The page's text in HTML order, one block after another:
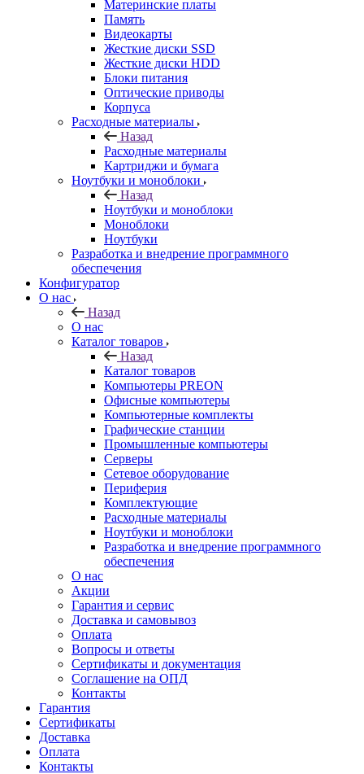
Материнские платы
Память
Видеокарты
Жесткие диски SSD
Жесткие диски HDD
Блоки питания
Оптические приводы
Корпуса
Расходные материалы
Назад
Расходные материалы
Картриджи и бумага
Ноутбуки и моноблоки
Назад
Ноутбуки и моноблоки
Моноблоки
Ноутбуки
Разработка и внедрение программного
обеспечения
Конфигуратор
О нас
Назад
О нас
Каталог товаров
Назад
Каталог товаров
Компьютеры PREON
Офисные компьютеры
Компьютерные комплекты
Графические станции
Промышленные компьютеры
Серверы
Сетевое оборудование
Периферия
Комплектующие
Расходные материалы
Ноутбуки и моноблоки
Разработка и внедрение программного
обеспечения
О нас
Акции
Гарантия и сервис
Доставка и самовывоз
Оплата
Вопросы и ответы
Сертификаты и документация
Соглашение на ОПД
Контакты
Гарантия
Сертификаты
Доставка
Оплата
Контакты